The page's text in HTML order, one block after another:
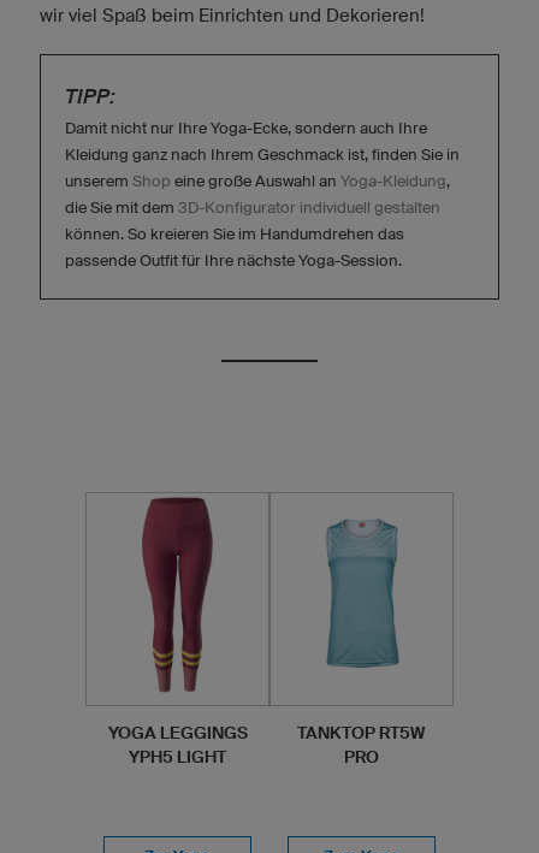
wir viel Spaß beim Einrichten und Dekorieren!
TIPP:
Damit nicht nur Ihre Yoga-Ecke, sondern auch Ihre
Kleidung ganz nach Ihrem Geschmack ist, finden Sie in
unserem Shop eine große Auswahl an Yoga-Kleidung,
die Sie mit dem 3D-Konfigurator individuell gestalten
können. So kreieren Sie im Handumdrehen das
passende Outfit für Ihre nächste Yoga-Session.
YOGA LEGGINGS
YPH5 LIGHT
TANKTOP RT5W
PRO